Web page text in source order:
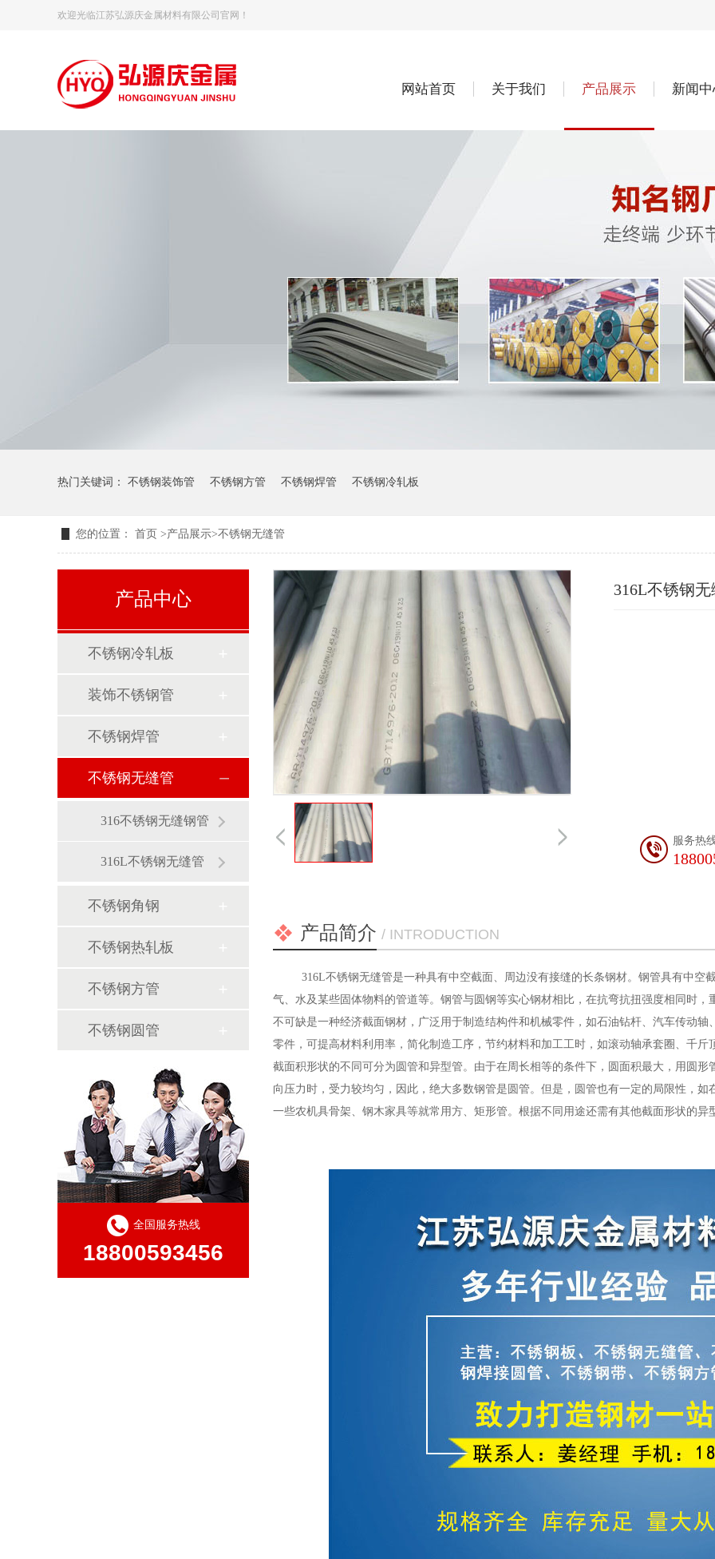
欢迎光临江苏弘源庆金属材料有限公司官网！
网站首页 关于我们 产品展示 新闻
热门关键词： 不锈钢装饰管 不锈钢方管 不锈钢焊管 不锈钢冷轧板
您的位置： 首页 >产品展示>不锈钢无缝管
产品中心
不锈钢冷轧板
装饰不锈钢管
不锈钢焊管
不锈钢无缝管
316不锈钢无缝钢管
316L不锈钢无缝管
不锈钢角钢
不锈钢热轧板
不锈钢方管
不锈钢圆管
全国服务热线
18800593456
316L不锈钢
服务热
产品简介 / INTRODUCTION
316L不锈钢无缝管是一种具有中空截面、周边没有接缝的长条钢材。钢管具有中空
气、水及某些固体物料的管道等。钢管与圆钢等实心钢材相比，在抗弯抗扭强度相同时
不可缺是一种经济截面钢材，广泛用于制造结构件和机械零件，如石油钻杆、汽车传动
零件，可提高材料利用率，简化制造工序，节约材料和加工工时，如滚动轴承套圈、千
截面积形状的不同可分为圆管和异型管。由于在周长相等的条件下，圆面积最大，用圆
向压力时，受力较均匀，因此，绝大多数钢管是圆管。但是，圆管也有一定的局限性，
一些农机具骨架、钢木家具等就常用方、矩形管。根据不同用途还需有其他截面形状的异